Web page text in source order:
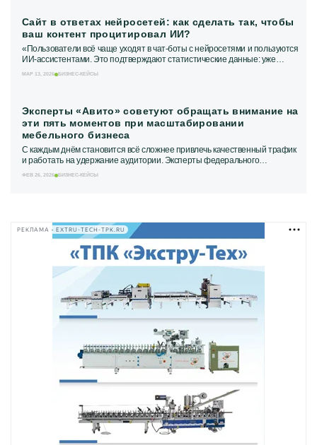
Сайт в ответах нейросетей: как сделать так, чтобы
ваш контент процитировал ИИ?
«Пользователи всё чаще уходят в чат-боты с нейросетями и пользуются
ИИ-ассистентами. Это подтверждают статистические данные: уже
сейчас 60% инфозапросов...
МАР 13, 2026 БИЗНЕС-КЕЙСЫ
Эксперты «Авито» советуют обращать внимание на
эти пять моментов при масштабировании
мебельного бизнеса
С каждым днём становится всё сложнее привлечь качественный трафик
и работать на удержание аудитории. Эксперты федерального
классифайда на основании опыта...
ФЕВ 26, 2026 БИЗНЕС-КЕЙСЫ
РЕКЛАМА • EXTRU-TECH-TPK.RU